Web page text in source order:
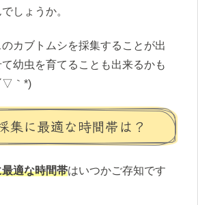
しょうか。
カブトムシを採集することが出
幼虫を育てることも出来るかも
｀*)
集に最適な時間帯は？
適な時間帯はいつかご存知です